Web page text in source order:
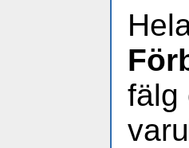
fälg